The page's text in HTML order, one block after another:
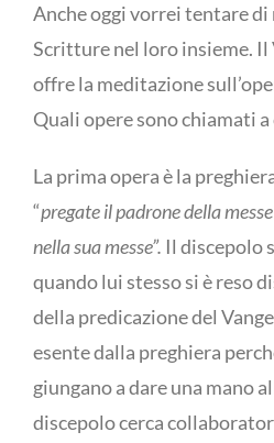
Anche oggi vorrei tentare di
Scritture nel loro insieme. Il
offre la meditazione
Quali opere sono chiamati
La prima opera è la
“pregate il padrone della
nella sua messe”. Il discepolo
quando lui stesso si è reso
della predicazione del
esente dalla preghiera
giungano a dare una mano
discepolo cerca